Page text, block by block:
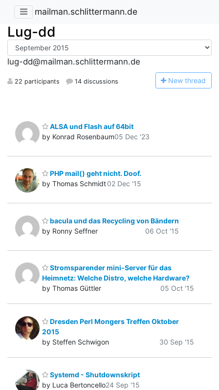
mailman.schlittermann.de
Lug-dd
lug-dd@mailman.schlittermann.de
22 participants 14 discussions New thread
ALSA und Flash auf 64bit
by Konrad Rosenbaum05 Dec '23
PHP mail() geht nicht. Doof.
by Thomas Schmidt02 Dec '15
bacula und das Recycling von Bändern
by Ronny Seffner
06 Oct '15
Stromsparender mini-Server für das
Heimnetz: Welche Distro, welche Hardware?
by Thomas Güttler
05 Oct '15
Dresden Perl Mongers Treffen Oktober
2015
by Steffen Schwigon
30 Sep '15
Systemd - Shutdownskript
by Luca Bertoncello24 Sep '15